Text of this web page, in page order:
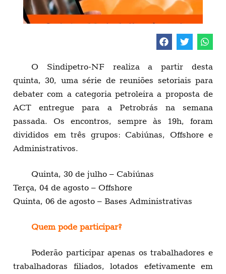
O Sindipetro-NF realiza a partir desta
quinta, 30, uma série de reuniões setoriais para
debater com a categoria petroleira a proposta de
ACT entregue para a Petrobrás na semana
passada. Os encontros, sempre às 19h, foram
divididos em três grupos: Cabiúnas, Offshore e
Administrativos.
Quinta, 30 de julho – Cabiúnas
Terça, 04 de agosto – Offshore
Quinta, 06 de agosto – Bases Administrativas
Quem pode participar?
Poderão participar apenas os trabalhadores e
trabalhadoras filiados, lotados efetivamente em